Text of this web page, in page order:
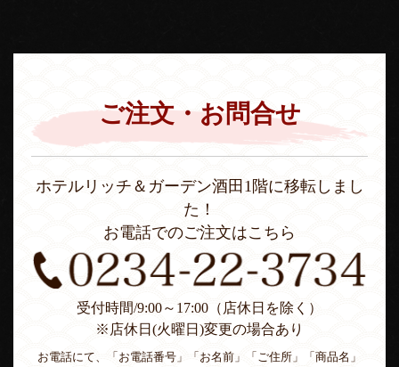
ご注文・お問合せ
ホテルリッチ＆ガーデン酒田1階に移転しまし
た！
お電話でのご注文はこちら
受付時間/9:00～17:00（店休日を除く）
※店休日(火曜日)変更の場合あり
お電話にて、「お電話番号」「お名前」「ご住所」「商品名」